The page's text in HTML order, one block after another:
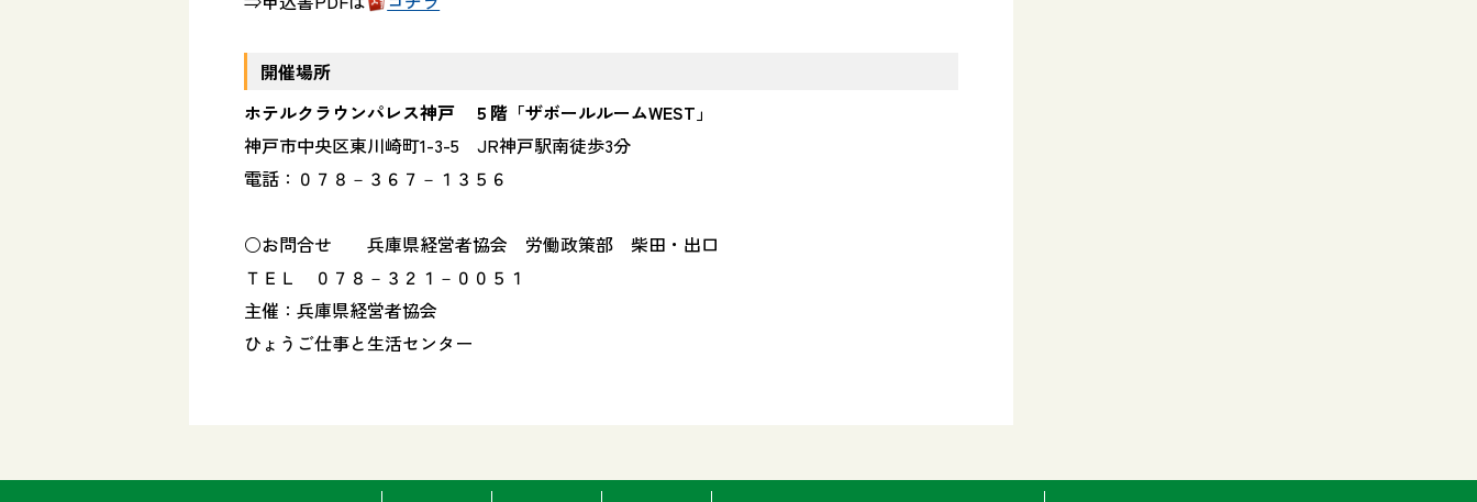
開催場所
ホテルクラウンパレス神戸 ５階「ザボールルームWEST 」
神戸市中央区東川崎町1-3-5 JR神戸駅南徒歩3分
電話：０７８－３６７－１３５６
○お問合せ 兵庫県経営者協会 労働政策部 柴田・出口
ＴＥＬ ０７８－３２１－００５１
主催：兵庫県経営者協会
ひょうご仕事と生活センター